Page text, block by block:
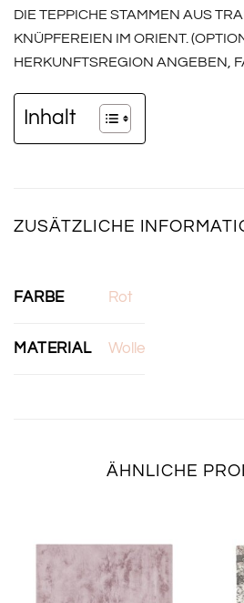
DIE TEPPICHE STAMMEN AUS
KNÜPFEREIEN IM ORIENT.
HERKUNFTSREGION ANGEBEN,
Inhalt
ZUSÄTZLICHE
FARBE Rot
MATERIAL Wolle
ÄHNLICHE